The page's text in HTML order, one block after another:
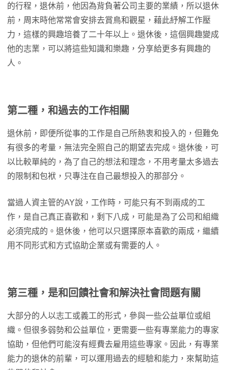
的行程，退休前，他因為背負著公司主要的業績，所以退休
前，周末時他常常會安排去賞鳥和觀星，藉此紓解工作壓
力，這樣的興趣培養了二十年以上。退休後，這個興趣變成
他的志業，可以將這些知識和樂趣，分享給更多有興趣的
人。
第二種，和過去的工作相關
退休前，即便所從事的工作是自己所熱衷和投入的，但難免
有很多的考量，無法完全照自己的期望去完成。退休後，可
以比較單純的，為了自己的想法和理念，不用考量太多過去
的限制和包袱，只專注在自己最想投入的那部分。
當過人資主管的AY說，工作時，可能只有不到兩成的工
作，是自己真正喜歡和，剩下八成，可能是為了公司和組織
必須完成的。退休後，他可以只選擇原本喜歡的兩成，繼續
用不同形式和方式協助企業或有需要的人。
第三種，是和回饋社會和解決社會問題有關
大部分的人以志工或義工的形式，參與一些公益單位或組
織。但很多弱勢和公益單位，更需要一些有專業能力的專家
協助，但他們可能沒有經費去雇用這些專家。因此，有專業
能力的退休的前輩，可以運用過去的經驗和能力，來幫助這